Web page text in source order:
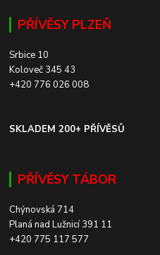
PŘÍVĚSY PLZEŇ
Srbice 10
Koloveč 345 43
+420 776 026 008
SKLADEM 200+ PŘÍVĚSŮ
PŘÍVĚSY TÁBOR
Chýnovská 714
Planá nad Lužnicí 391 11
+420 775 117 577